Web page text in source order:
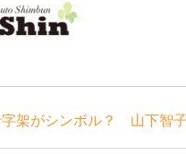
字架がシンボル？ 山下智